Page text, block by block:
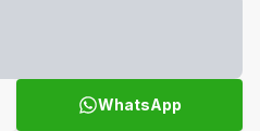
WhatsApp